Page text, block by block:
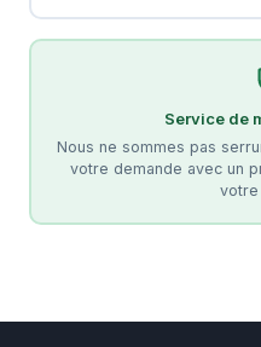
Service de
Nous ne sommes pas
votre demande avec un
votre